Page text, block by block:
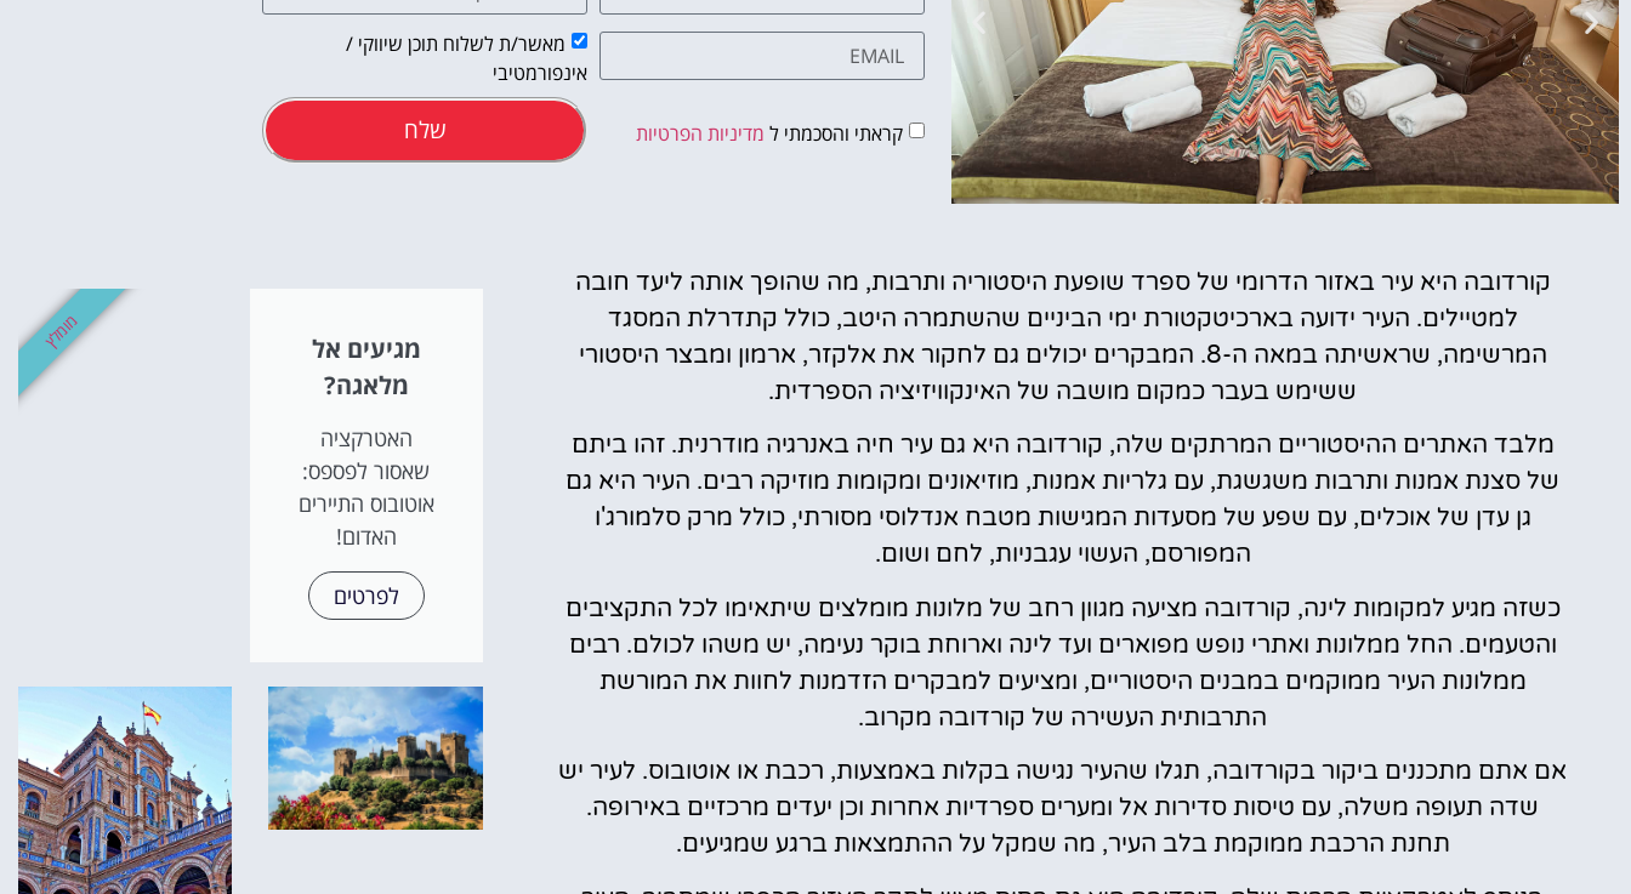
מלונות
מציאת מלון
מומלץ?
טיסות
מציאת
טיסה זולה?
וסיורים
הפעילויות השוות
מאשר/ת לשלוח תוכן שיווקי /
אינפורמטיבי
קראתי והסכמתי ל מדיניות הפרטיות שלח
קורדובה היא עיר באזור הדרומי של ספרד שופעת היסטוריה ותרבות, מה שהופך אותה ליעד חובה
למטיילים. העיר ידועה בארכיטקטורת ימי הביניים שהשתמרה היטב, כולל קתדרלת המסגד
המרשימה, שראשיתה במאה ה-8. המבקרים יכולים גם לחקור את אלקזר, ארמון ומבצר היסטורי
ששימש בעבר כמקום מושבה של האינקוויזיציה הספרדית.
מלבד האתרים ההיסטוריים המרתקים שלה, קורדובה היא גם עיר חיה באנרגיה מודרנית. זהו ביתם
של סצנת אמנות ותרבות משגשגת, עם גלריות אמנות, מוזיאונים ומקומות מוזיקה רבים. העיר היא גם
גן עדן של אוכלים, עם שפע של מסעדות המגישות מטבח אנדלוסי מסורתי, כולל מרק סלמורג'ו
המפורסם, העשוי עגבניות, לחם ושום.
כשזה מגיע למקומות לינה, קורדובה מציעה מגוון רחב של מלונות מומלצים שיתאימו לכל התקציבים
והטעמים. החל ממלונות ואתרי נופש מפוארים ועד לינה וארוחת בוקר נעימה, יש משהו לכולם. רבים
ממלונות העיר ממוקמים במבנים היסטוריים, ומציעים למבקרים הזדמנות לחוות את המורשת
התרבותית העשירה של קורדובה מקרוב.
אם אתם מתכננים ביקור בקורדובה, תגלו שהעיר נגישה בקלות באמצעות, רכבת או אוטובוס. לעיר יש
שדה תעופה משלה, עם טיסות סדירות אל ומערים ספרדיות אחרות וכן יעדים מרכזיים באירופה.
תחנת הרכבת ממוקמת בלב העיר, מה שמקל על ההתמצאות ברגע שמגיעים.
מגיעים אל
מלאגה?
האטרקציה
שאסור לפספס:
אוטובוס התיירים
האדום!
לפרטים
מומלץ